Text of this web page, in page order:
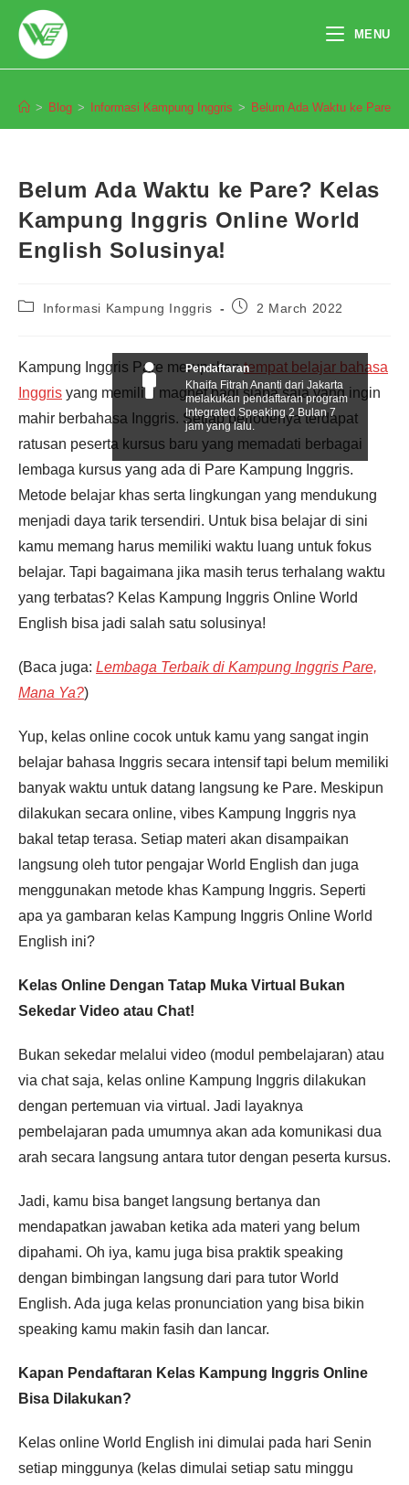
content
MENU
> Blog > Informasi Kampung Inggris > Belum Ada Waktu ke Pare?
Belum Ada Waktu ke Pare? Kelas
Kampung Inggris Online World
English Solusinya!
PostInformasi Kampung Inggris
Post2 March 2022
Kampung Inggris Pare merupakantempat belajar bahasa
Inggris yang memiliki magnet bagi siapa saja yang ingin
mahir berbahasa Inggris. Setiap periodenya terdapat
ratusan peserta kursus baru yang memadati berbagai
lembaga kursus yang ada di Pare Kampung Inggris.
Metode belajar khas serta lingkungan yang mendukung
menjadi daya tarik tersendiri. Untuk bisa belajar di sini
kamu memang harus memiliki waktu luang untuk fokus
belajar. Tapi bagaimana jika masih terus terhalang waktu
yang terbatas? Kelas Kampung Inggris Online World
English bisa jadi salah satu solusinya!
(Baca juga: Lembaga Terbaik di Kampung Inggris Pare,
Mana Ya?)
Yup, kelas online cocok untuk kamu yang sangat ingin
belajar bahasa Inggris secara intensif tapi belum memiliki
banyak waktu untuk datang langsung ke Pare. Meskipun
dilakukan secara online, vibes Kampung Inggris nya
bakal tetap terasa. Setiap materi akan disampaikan
langsung oleh tutor pengajar World English dan juga
menggunakan metode khas Kampung Inggris. Seperti
apa ya gambaran kelas Kampung Inggris Online World
English ini?
Kelas Online Dengan Tatap Muka Virtual Bukan
Sekedar Video atau Chat!
Bukan sekedar melalui video (modul pembelajaran) atau
via chat saja, kelas online Kampung Inggris dilakukan
dengan pertemuan via virtual. Jadi layaknya
pembelajaran pada umumnya akan ada komunikasi dua
arah secara langsung antara tutor dengan peserta kursus.
Jadi, kamu bisa banget langsung bertanya dan
mendapatkan jawaban ketika ada materi yang belum
dipahami. Oh iya, kamu juga bisa praktik speaking
dengan bimbingan langsung dari para tutor World
English. Ada juga kelas pronunciation yang bisa bikin
speaking kamu makin fasih dan lancar.
Kapan Pendaftaran Kelas Kampung Inggris Online
Bisa Dilakukan?
Kelas online World English ini dimulai pada hari Senin
setiap minggunya (kelas dimulai setiap satu minggu
Pendaftaran
Khaifa Fitrah Ananti dari Jakarta
melakukan pendaftaran program
Integrated Speaking 2 Bulan 7
jam yang lalu.